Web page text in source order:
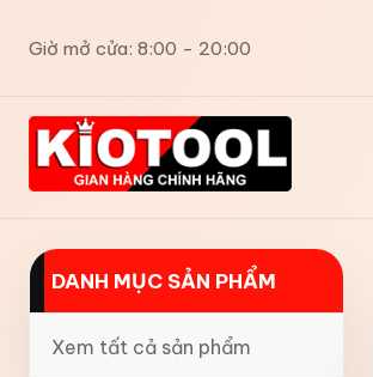
Giờ mở cửa: 8:00 - 20:00
DANH MỤC SẢN PHẨM
Xem tất cả sản phẩm